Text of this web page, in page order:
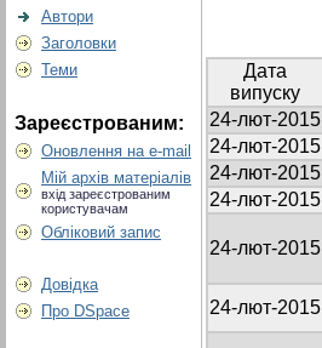
Автори
Заголовки
Теми
Зареєстрованим:
Оновлення на e-mail
Мій архів матеріалів
вхід зареєстрованим
користувачам
Обліковий запис
Довідка
Про DSpace
Дата
випуску
24-лют-2015
24-лют-2015
24-лют-2015
24-лют-2015
24-лют-2015
24-лют-2015